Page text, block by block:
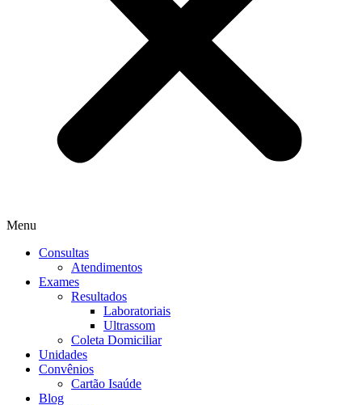
Menu
Consultas
Atendimentos
Exames
Resultados
Laboratoriais
Ultrassom
Coleta Domiciliar
Unidades
Convênios
Cartão Isaúde
Blog